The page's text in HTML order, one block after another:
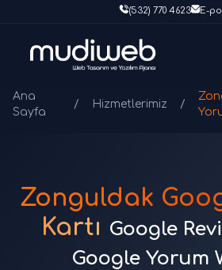
(532) 770 4623 E-
Ana
Sayfa
/ Hizmetlerimiz /
Zonguldak
Kartı Google
Google Yorum